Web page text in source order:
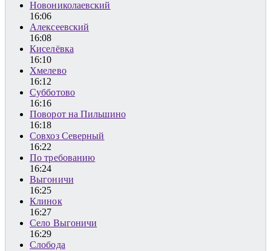
Новониколаевский
16:06
Алексеевский
16:08
Киселёвка
16:10
Хмелево
16:12
Субботово
16:16
Поворот на Пильшино
16:18
Совхоз Северный
16:22
По требованию
16:24
Выгоничи
16:25
Клинок
16:27
Село Выгоничи
16:29
Слобода